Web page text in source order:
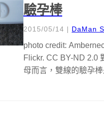
驗孕棒
2015/05/14 | DaMan
photo credit:
Flickr. CC BY-ND 2.0
母而言，雙線的驗孕